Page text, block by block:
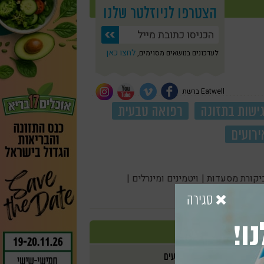
הצטרפו לניוזלטר שלנו
לעדכונים בנושאים מסוימים, לחצו כאן
Eatwell ברשת
גישות בתזונה
רפואה טבעית
מסעדות | ויטמינים ומינרלים |
אירועים
סגירה